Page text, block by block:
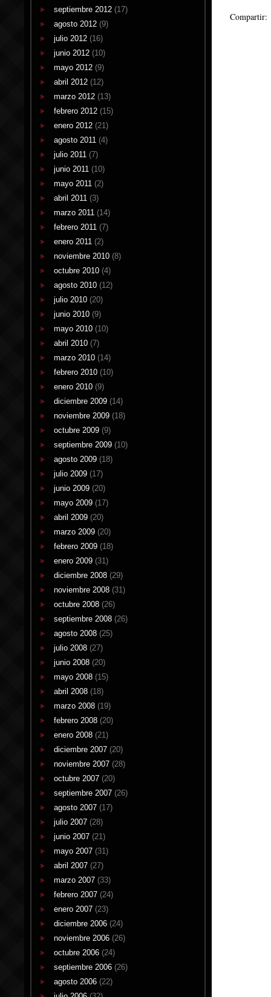
septiembre 2012 (17)
agosto 2012 (9)
julio 2012 (16)
junio 2012 (10)
mayo 2012 (9)
abril 2012 (12)
marzo 2012 (13)
febrero 2012 (15)
enero 2012 (21)
agosto 2011 (4)
julio 2011 (7)
junio 2011 (10)
mayo 2011 (2)
abril 2011 (3)
marzo 2011 (14)
febrero 2011 (7)
enero 2011 (2)
noviembre 2010 (8)
octubre 2010 (4)
agosto 2010 (12)
julio 2010 (20)
junio 2010 (9)
mayo 2010 (10)
abril 2010 (7)
marzo 2010 (14)
febrero 2010 (10)
enero 2010 (9)
diciembre 2009 (14)
noviembre 2009 (18)
octubre 2009 (9)
septiembre 2009 (10)
agosto 2009 (18)
julio 2009 (17)
junio 2009 (20)
mayo 2009 (17)
abril 2009 (20)
marzo 2009 (20)
febrero 2009 (18)
enero 2009 (31)
diciembre 2008 (29)
noviembre 2008 (31)
octubre 2008 (26)
septiembre 2008 (26)
agosto 2008 (25)
julio 2008 (27)
junio 2008 (20)
mayo 2008 (15)
abril 2008 (18)
marzo 2008 (19)
febrero 2008 (20)
enero 2008 (21)
diciembre 2007 (20)
noviembre 2007 (28)
octubre 2007 (20)
septiembre 2007 (26)
agosto 2007 (17)
julio 2007 (28)
junio 2007 (21)
mayo 2007 (31)
abril 2007 (27)
marzo 2007 (33)
febrero 2007 (24)
enero 2007 (23)
diciembre 2006 (24)
noviembre 2006 (26)
octubre 2006 (24)
septiembre 2006 (26)
agosto 2006 (22)
Compartir: